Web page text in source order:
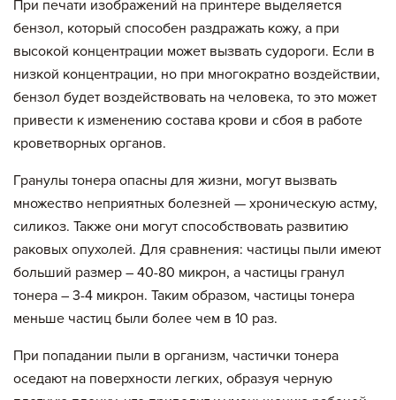
При печати изображений на принтере выделяется
бензол, который способен раздражать кожу, а при
высокой концентрации может вызвать судороги. Если в
низкой концентрации, но при многократно воздействии,
бензол будет воздействовать на человека, то это может
привести к изменению состава крови и сбоя в работе
кроветворных органов.
Гранулы тонера опасны для жизни, могут вызвать
множество неприятных болезней — хроническую астму,
силикоз. Также они могут способствовать развитию
раковых опухолей. Для сравнения: частицы пыли имеют
больший размер – 40-80 микрон, а частицы гранул
тонера – 3-4 микрон. Таким образом, частицы тонера
меньше частиц были более чем в 10 раз.
При попадании пыли в организм, частички тонера
оседают на поверхности легких, образуя черную